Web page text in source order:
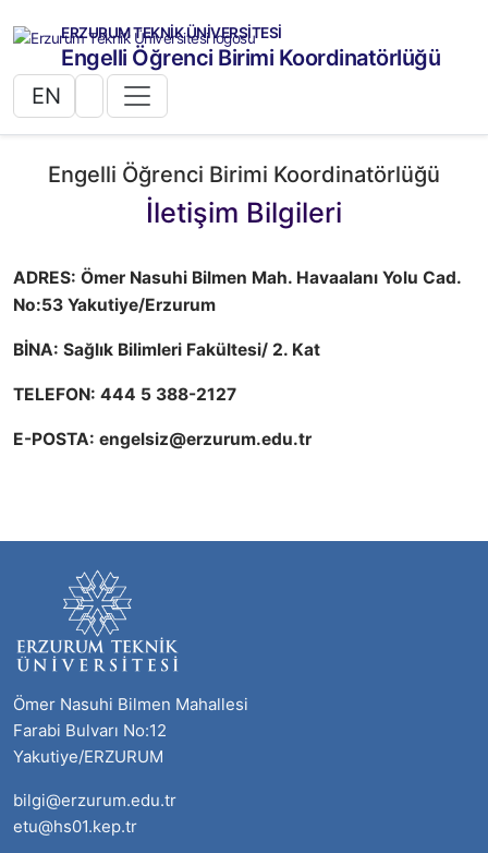
ERZURUM TEKNİK ÜNİVERSİTESİ
Engelli Öğrenci Birimi Koordinatörlüğü
EN
Engelli Öğrenci Birimi Koordinatörlüğü
İletişim Bilgileri
ADRES: Ömer Nasuhi Bilmen Mah. Havaalanı Yolu Cad.
No:53 Yakutiye/Erzurum
BİNA: Sağlık Bilimleri Fakültesi/ 2. Kat
TELEFON: 444 5 388-2127
E-POSTA: engelsiz@erzurum.edu.tr
Ömer Nasuhi Bilmen Mahallesi
Farabi Bulvarı No:12
Yakutiye/ERZURUM
bilgi@erzurum.edu.tr
etu@hs01.kep.tr